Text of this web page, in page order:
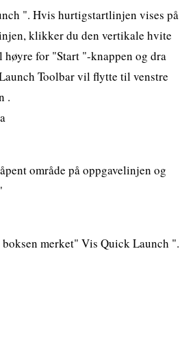
". Hvis hurtigstartlinjen vises på
klikker du den vertikale hvite
for "Start "-knappen og dra
Toolbar vil flytte til venstre
.
område på oppgavelinjen og
boksen merket" Vis Quick Launch ".